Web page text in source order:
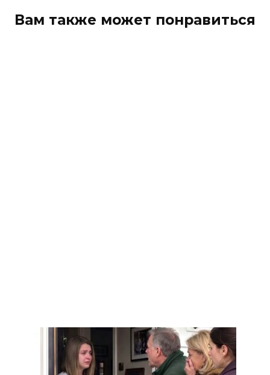
Вам также может понравиться